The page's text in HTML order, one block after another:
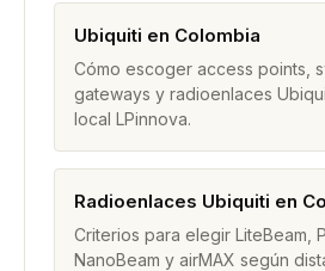
Ubiquiti en Colombia
Cómo escoger access points,
gateways y radioenlaces
local LPinnova.
Radioenlaces Ubiquiti en
Criterios para elegir LiteBeam,
NanoBeam y airMAX según